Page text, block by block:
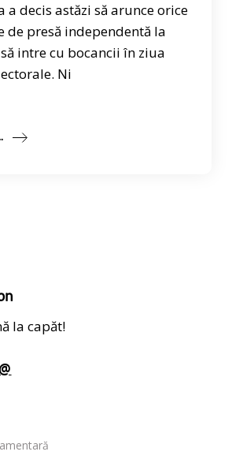
a decis astăzi să arunce orice
de presă independentă la
intre cu bocancii în ziua
Ni
la capăt!